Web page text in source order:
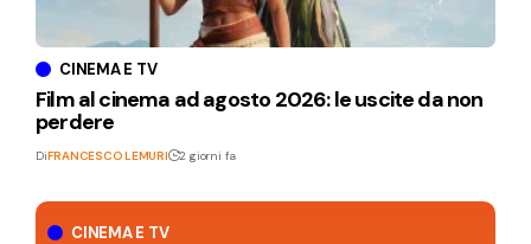
CINEMA E TV
CINEMA E TV
Film al cinema ad agosto 2026: le uscite da non
perdere
DiFRANCESCO LEMURI 2 giorni fa